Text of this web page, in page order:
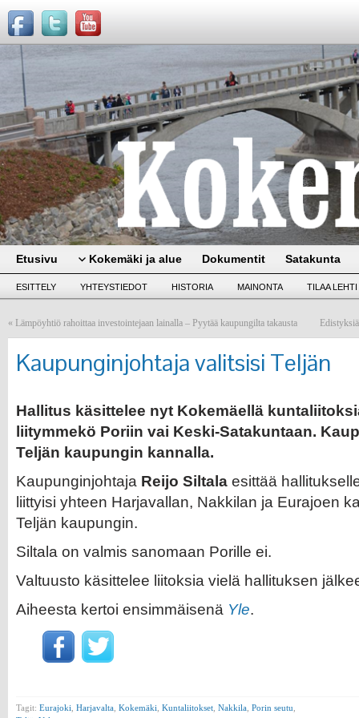
Etusivu Kokemäki ja alue Dokumentit Satakunta
ESITTELY YHTEYSTIEDOT HISTORIA MAINONTA TILAA LEHTI
« Lämpöyhtiö rahoittaa investointejaan lainalla – Pyytää kaupungilta takausta
Kaupunginjohtaja valitsisi Teljän
Hallitus käsittelee nyt Kokemäellä
liitymmekö Poriin vai Keski-Satakuntaan.
Teljän kaupungin kannalla.
Kaupunginjohtaja Reijo Siltala esittää
liittyisi yhteen Harjavallan, Nakkilan ja Eurajoen
Teljän kaupungin.
Siltala on valmis sanomaan Porille ei.
Valtuusto käsittelee liitoksia vielä hallituksen
Aiheesta kertoi ensimmäisenä Yle.
Tagit: Eurajoki Harjavalta Kokemäki Kuntaliitokset Nakkila Porin seutu